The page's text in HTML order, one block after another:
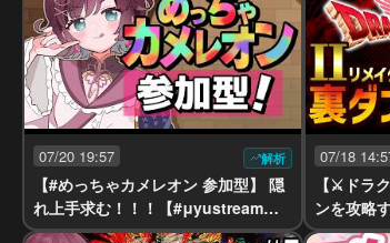
07/20 19:57 解析
【#めっちゃカメレオン 参加型】 隠
れ上手求む！！！【#μyustream￤#
りあぷろ 】
07/18
【⚔ドラ
ンを攻略
意￤